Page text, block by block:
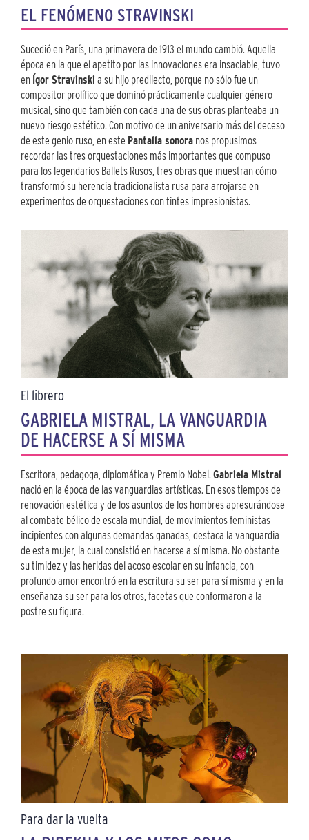
EL FENÓMENO STRAVINSKI
Sucedió en París, una primavera de 1913 el mundo cambió. Aquella
época en la que el apetito por las innovaciones era insaciable, tuvo
en Ígor Stravinski a su hijo predilecto, porque no sólo fue un
compositor prolífico que dominó prácticamente cualquier género
musical, sino que también con cada una de sus obras planteaba un
nuevo riesgo estético. Con motivo de un aniversario más del deceso
de este genio ruso, en este Pantalla sonora nos propusimos
recordar las tres orquestaciones más importantes que compuso
para los legendarios Ballets Rusos, tres obras que muestran cómo
transformó su herencia tradicionalista rusa para arrojarse en
experimentos de orquestaciones con tintes impresionistas.
El librero
GABRIELA MISTRAL, LA VANGUARDIA
DE HACERSE A SÍ MISMA
Escritora, pedagoga, diplomática y Premio Nobel.Gabriela Mistral
nació en la época de las vanguardias artísticas. En esos tiempos de
renovación estética y de los asuntos de los hombres apresurándose
al combate bélico de escala mundial, de movimientos feministas
incipientes con algunas demandas ganadas, destaca la vanguardia
de esta mujer, la cual consistió en hacerse a sí misma. No obstante
su timidez y las heridas del acoso escolar en su infancia, con
profundo amor encontró en la escritura su ser para sí misma y en la
enseñanza su ser para los otros, facetas que conformaron a la
postre su figura.
Para dar la vuelta